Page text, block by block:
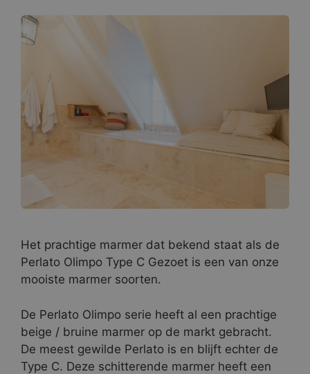
Het prachtige marmer dat bekend staat als de
Perlato Olimpo Type C Gezoet is een van onze
mooiste marmer soorten.
De Perlato Olimpo serie heeft al een prachtige
beige / bruine marmer op de markt gebracht.
De meest gewilde Perlato is en blijft echter de
Type C. Deze schitterende marmer heeft een